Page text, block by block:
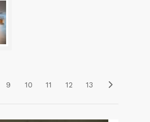
9 10 11 12 13